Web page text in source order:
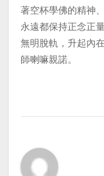
著空杯學佛的精神
永遠都保持正念正
無明脫軌，升起內
師喇嘛親諾。